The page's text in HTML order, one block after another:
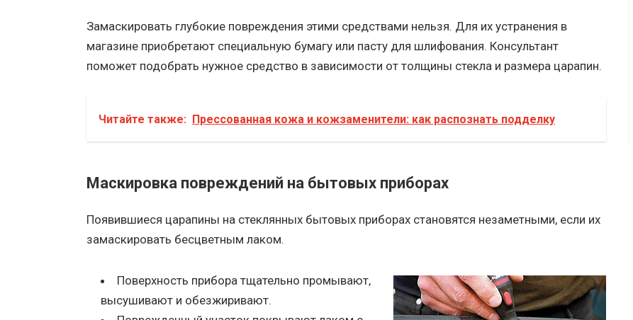
Замаскировать глубокие повреждения этими средствами нельзя. Для их устранения в
магазине приобретают специальную бумагу или пасту для шлифования. Консультант
поможет подобрать нужное средство в зависимости от толщины стекла и размера царапин.
Читайте также: Прессованная кожа и кожзаменители: как распознать подделку
Маскировка повреждений на бытовых приборах
Появившиеся царапины на стеклянных бытовых приборах становятся незаметными, если их
замаскировать бесцветным лаком.
Поверхность прибора тщательно промывают,
высушивают и обезжиривают.